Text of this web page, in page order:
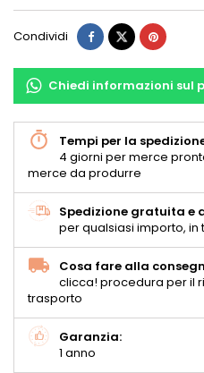
Condividi
Chiedi informazioni sul
Tempi per la
4 giorni per merce
merce da produrre
Spedizione gratuita e
per qualsiasi importo,
Cosa fare alla
clicca! procedura per il
trasporto
Garanzia:
1 anno